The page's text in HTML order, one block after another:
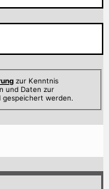
zur Kenntnis
und Daten zur
werden.